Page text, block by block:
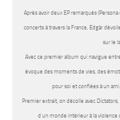
Après avoir deux EP remarqués
concerts à travers la France, Edgär
sur le
Avec ce premier album qui navigue
évoque des moments de vies, des
pour soi et confiées à un
Premier extrait, on décolle avec Dictators,
d’un monde intérieur à la